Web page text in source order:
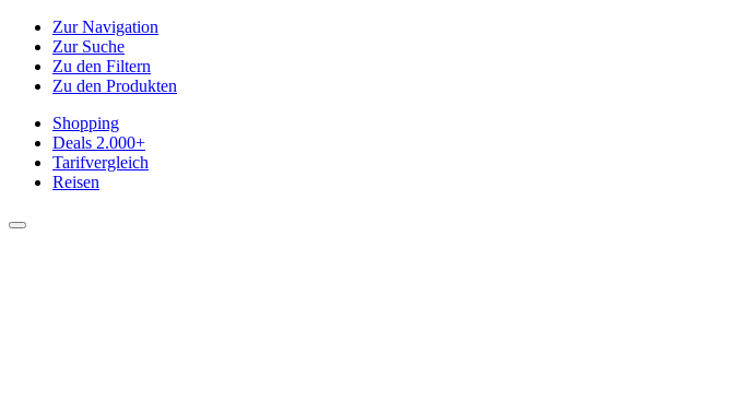
Zur Navigation
Zur Suche
Zu den Filtern
Zu den Produkten
Shopping
Deals 2.000+
Tarifvergleich
Reisen